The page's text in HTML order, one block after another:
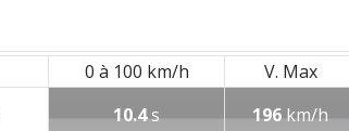
Agrément:20aiment4n'aiment pas
0 à 100 km/h V. Max
10.4s 196km/h